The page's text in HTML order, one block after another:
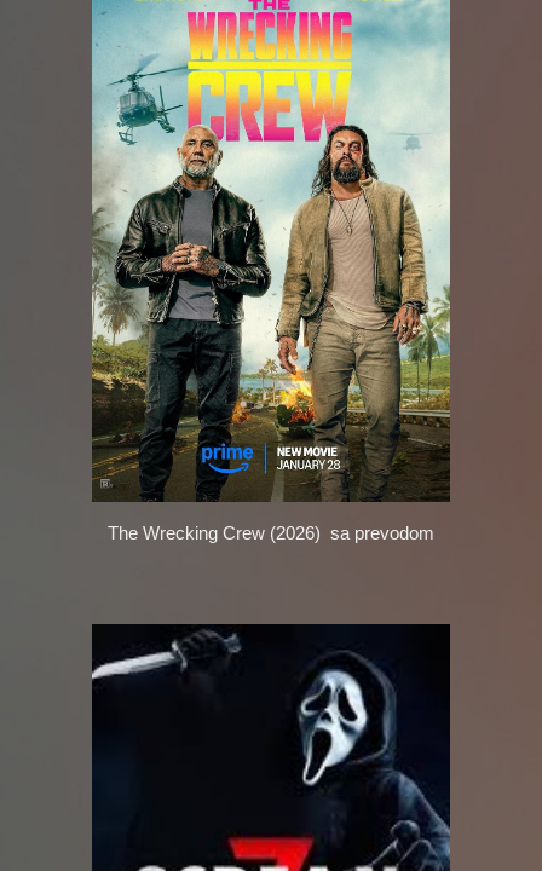
The Wrecking Crew (2026) sa prevodom